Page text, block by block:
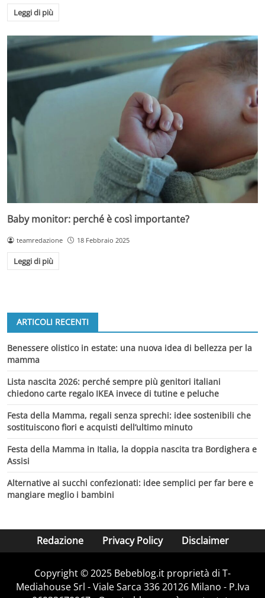
Leggi di più
Baby monitor: perché è così importante?
teamredazione 18 Febbraio 2025
Leggi di più
ARTICOLI RECENTI
Benessere olistico in estate: una nuova idea di bellezza per la
mamma
Lista nascita 2026: perché sempre più genitori italiani
chiedono carte regalo IKEA invece di tutine e peluche
Festa della Mamma, regali senza sprechi: idee sostenibili che
sostituiscono fiori e acquisti dell’ultimo minuto
Festa della Mamma in Italia, la doppia nascita tra Bordighera e
Assisi
Alternative ai succhi confezionati: idee semplici per far bere e
mangiare meglio i bambini
Redazione Privacy Policy Disclaimer
Copyright © 2025 Bebeblog.it proprietà di T-
Mediahouse Srl - Viale Sarca 336 20126 Milano - P.Iva